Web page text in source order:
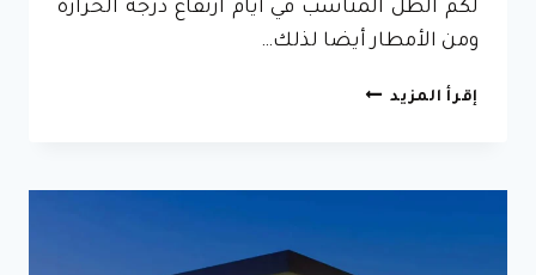
لكم الظل المناسب في أيام ارتفاع درجة الحرارة
ومن الأمطار أيضا لذلك…
إقرأ المزيد تركيب